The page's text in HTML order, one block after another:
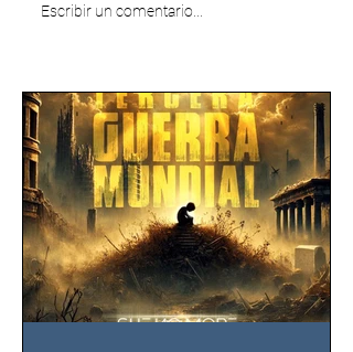
Escribir un comentario...